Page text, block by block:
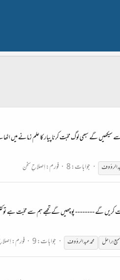
سیکھیں گے سبھی لوگ محبّت کرنا پیار کا علم زمانے
جوابات: 8 فورم:اِصلاحِ سخن
کریں گے -------- پوچھیں گے تجھے ہم سے محبّت ہے
راحل محمد عبدالرؤوف جوابات: 9 فورم: